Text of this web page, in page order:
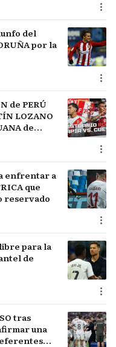
del
por la
de PERÚ
LOZANO
de
enfrentar a
que
reservado
para la
de
tras
una